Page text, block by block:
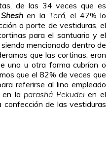
de las 34 veces que es
Sheshen la Torá, el 47% lo
o porte de vestiduras, el
para el santuario y el
mencionado dentro de
que las cortinas, eran
una u otra forma cubrían o
que el 82% de veces que
referirse al lino empleado
en la parashá Pekudei en el
de las vestiduras